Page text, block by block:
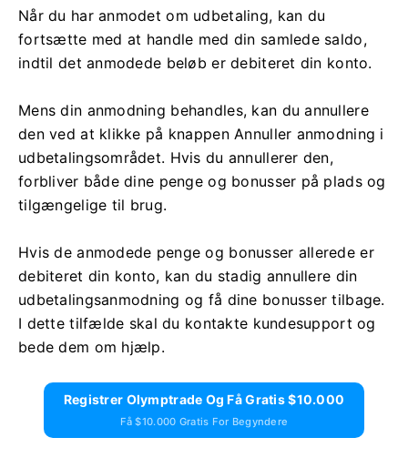
Når du har anmodet om udbetaling, kan du
fortsætte med at handle med din samlede saldo,
indtil det anmodede beløb er debiteret din konto.
Mens din anmodning behandles, kan du annullere
den ved at klikke på knappen Annuller anmodning i
udbetalingsområdet. Hvis du annullerer den,
forbliver både dine penge og bonusser på plads og
tilgængelige til brug.
Hvis de anmodede penge og bonusser allerede er
debiteret din konto, kan du stadig annullere din
udbetalingsanmodning og få dine bonusser tilbage.
I dette tilfælde skal du kontakte kundesupport og
bede dem om hjælp.
Registrer Olymptrade Og Få Gratis $10.000
Få $10.000 Gratis For Begyndere